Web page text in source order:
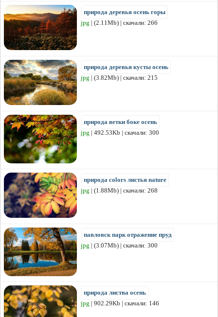
природа деревья осень горы
jpg | (2.11Mb) | скачали: 266
природа деревья кусты осень
jpg | (3.82Mb) | скачали: 215
природа ветки боке осень
jpg | 492.53Kb | скачали: 300
природа colors листья nature
jpg | (1.88Mb) | скачали: 268
павловск парк отражение пруд
jpg | (3.07Mb) | скачали: 300
природа листва осень
jpg | 902.29Kb | скачали: 146